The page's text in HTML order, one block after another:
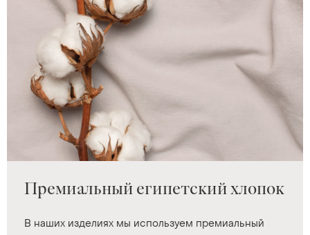
Премиальный египетский хлопок
В наших изделиях мы используем премиальный